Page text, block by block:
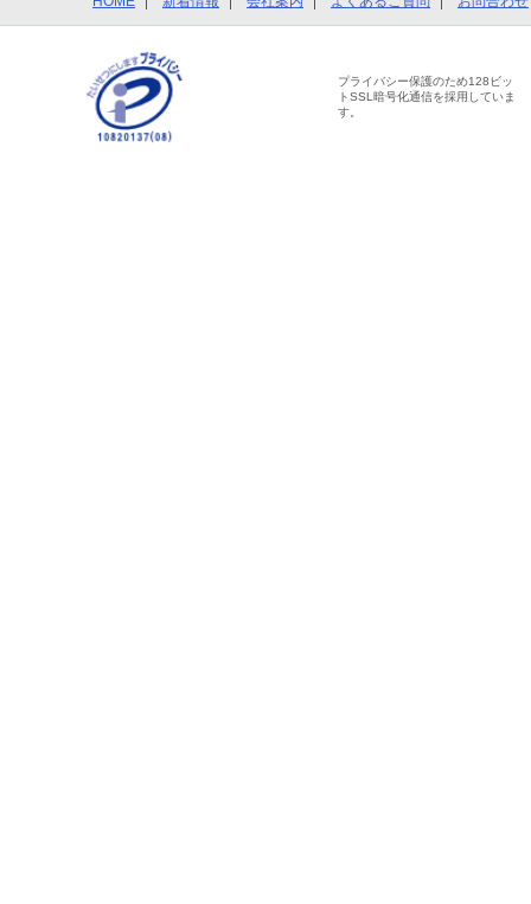
プライバシー保護のため128ビッ
トSSL暗号化通信を採用していま
す。